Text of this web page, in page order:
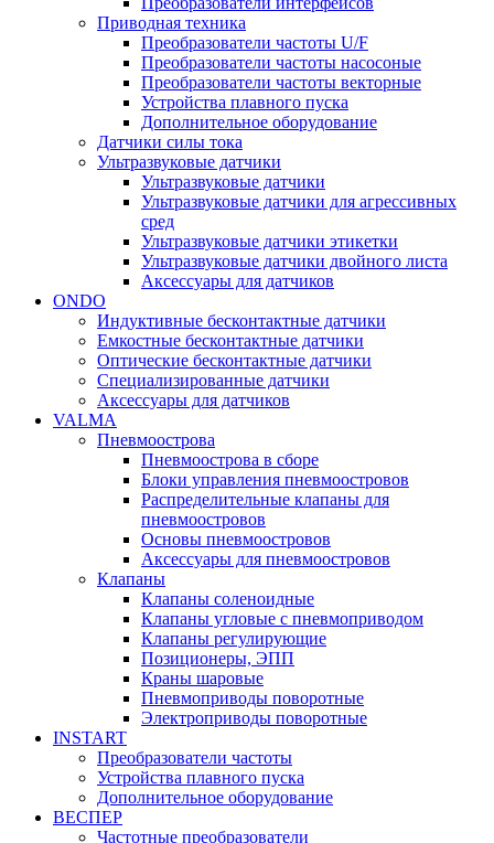
Приводная техника
Преобразователи частоты U/F
Преобразователи частоты насосоные
Преобразователи частоты векторные
Устройства плавного пуска
Дополнительное оборудование
Датчики силы тока
Ультразвуковые датчики
Ультразвуковые датчики
Ультразвуковые датчики для агрессивных
сред
Ультразвуковые датчики этикетки
Ультразвуковые датчики двойного листа
Аксессуары для датчиков
ONDO
Индуктивные бесконтактные датчики
Емкостные бесконтактные датчики
Оптические бесконтактные датчики
Специализированные датчики
Аксессуары для датчиков
VALMA
Пневмоострова
Пневмоострова в сборе
Блоки управления пневмоостровов
Распределительные клапаны для
пневмоостровов
Основы пневмоостровов
Аксессуары для пневмоостровов
Клапаны
Клапаны соленоидные
Клапаны угловые с пневмоприводом
Клапаны регулирующие
Позиционеры, ЭПП
Краны шаровые
Пневмоприводы поворотные
Электроприводы поворотные
INSTART
Преобразователи частоты
Устройства плавного пуска
Дополнительное оборудование
ВЕСПЕР
Частотные преобразователи